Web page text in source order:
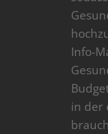
Info-
in der